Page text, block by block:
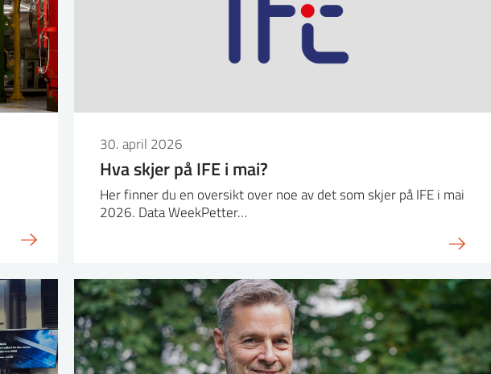
30. april 2026
Hva skjer på IFE i mai?
Her finner du en oversikt over noe av det som skjer på IFE i mai
2026. Data WeekPetter…